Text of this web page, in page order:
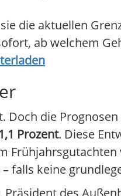
die aktuellen
ab welchem
die
Prozent. Diese
Frühjahrsgutachten
falls keine